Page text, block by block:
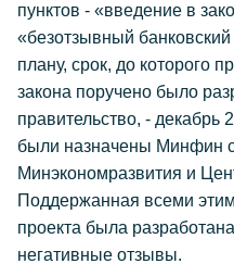
пунктов - «введение в
«безотзывный
плану, срок, до которого
закона поручено было
правительство, - декабрь
были назначены Минфин
Минэкономразвития и
Поддержанная всеми
проекта была
негативные отзывы.